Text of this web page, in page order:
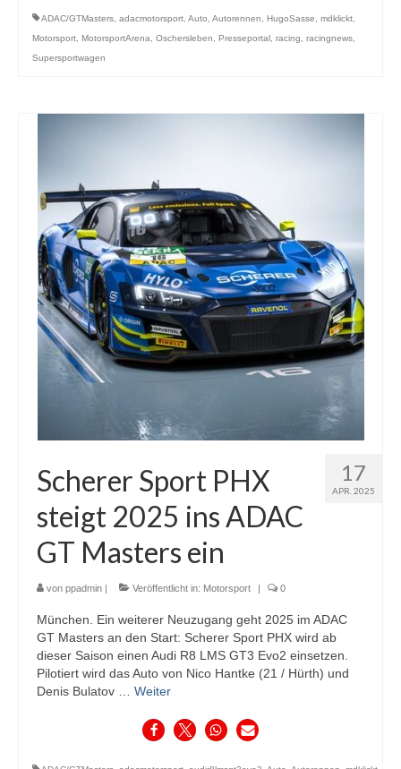
ADAC/GTMasters, adacmotorsport, Auto, Autorennen, HugoSasse, mdklickt,
Motorsport, MotorsportArena, Oschersleben, Presseportal , racing, racingnews,
Supersportwagen
17
APR. 2025
Scherer Sport PHX
steigt 2025 ins ADAC
GT Masters ein
von ppadmin Veröffentlicht in: Motorsport 0
München. Ein weiterer Neuzugang geht 2025 im ADAC
GT Masters an den Start: Scherer Sport PHX wird ab
dieser Saison einen Audi R8 LMS GT3 Evo2 einsetzen.
Pilotiert wird das Auto von Nico Hantke (21 / Hürth) und
Denis Bulatov … Weiter